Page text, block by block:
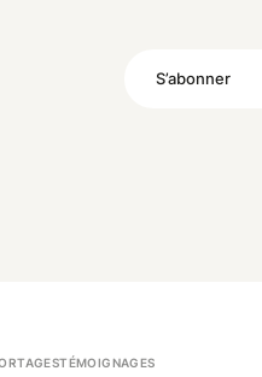
S’abonner
TÉMOIGNAGES